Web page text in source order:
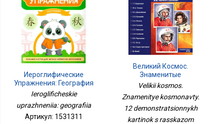
Иероглифические
Упражнения: География
Ieroglificheskie
uprazhneniia: geografiia
Артикул: 1531311
Великий Космос.
Знаменитые
Космонавты. 12
Картинок С Рассказом
Velikii kosmos.
Znamenitye kosmonavty.
12 demonstratsionnykh
kartinok s rasskazom